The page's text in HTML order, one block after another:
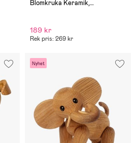
Blomkruka Keramik,
189 kr
Rek pris: 269 kr
Nyhet